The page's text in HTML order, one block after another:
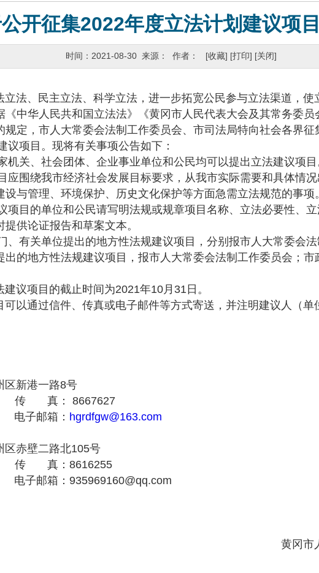
开征集2022年度立法计划建议项
时间：2021-08-30 来源： 作者： [收藏] [打印] [关闭]
、民主立法、科学立法，进一步拓宽公民参与立法渠道，使
《中华人民共和国立法法》《黄冈市人民代表大会及其常务委
规定，市人大常委会法制工作委员会、市司法局特向社会各界
议项目。现将有关事项公告如下：
关、社会团体、企业事业单位和公民均可以提出立法建议项
绕我市经济社会发展目标要求，从我市实际需要和具体情况
设与管理、环境保护、历史文化保护等方面急需立法规范的事
的单位和公民请写明法规或规章项目名称、立法必要性、立
供论证报告和草案文本。
关单位提出的地方性法规建议项目，分别报市人大常委会法
出的地方性法规建议项目，报市人大常委会法制工作委员会；
项目的截止时间为2021年10月31日。
通过信件、传真或电子邮件等方式寄送，并注明建议人（单
州区新港一路8号
传 真： 8667627
子邮箱： hgrdfgw@163.com
赤壁二路北105号
传 真：8616255
邮箱：935969160@qq.com
黄冈市